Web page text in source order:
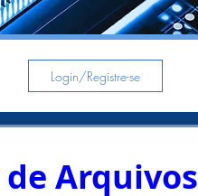
Login/Registre-se
Arquivos